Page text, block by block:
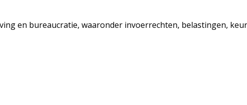
en bureaucratie, waaronder invoerrechten, belastingen,